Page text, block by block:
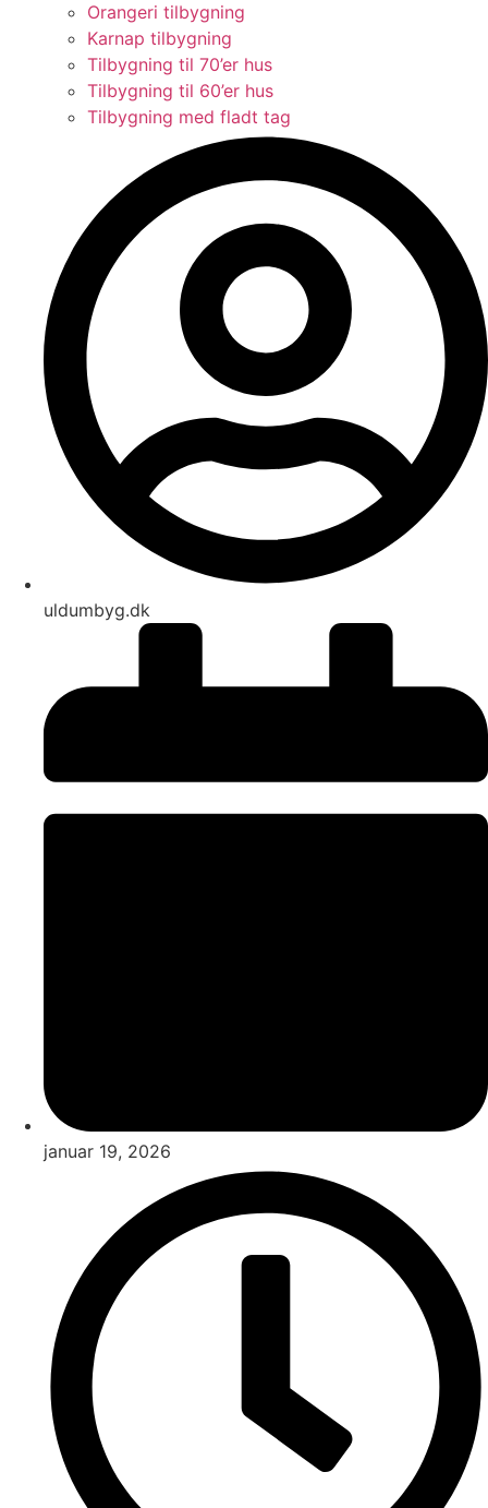
Orangeri tilbygning
Karnap tilbygning
Tilbygning til 70’er hus
Tilbygning til 60’er hus
Tilbygning med fladt tag
uldumbyg.dk
januar 19, 2026